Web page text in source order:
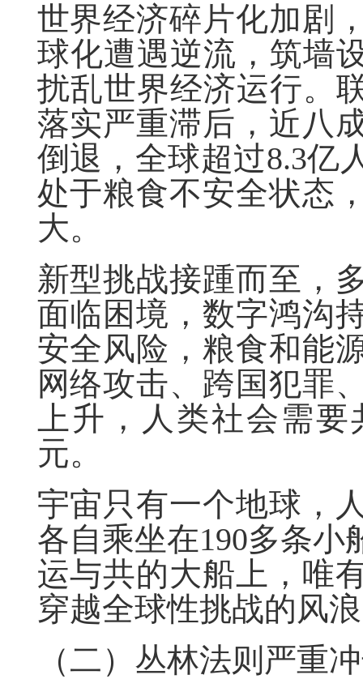
世界经济碎片化加剧
球化遭遇逆流，筑墙
扰乱世界经济运行。
落实严重滞后，近八
倒退，全球超过8.3亿
处于粮食不安全状态
大。
新型挑战接踵而至，
面临困境，数字鸿沟
安全风险，粮食和能
网络攻击、跨国犯罪
上升，人类社会需
元。
宇宙只有一个地球，
各自乘坐在190多条小
运与共的大船上，唯
穿越全球性挑战的风
（二）丛林法则严重